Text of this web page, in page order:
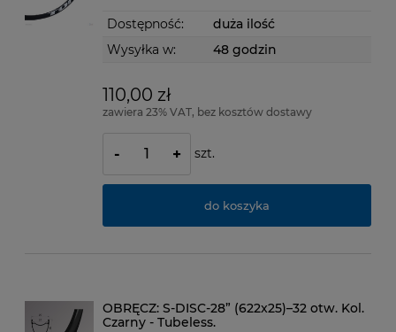
Dostępność:
duża ilość
Wysyłka w:
48 godzin
110,00 zł
zawiera 23% VAT, bez kosztów dostawy
- + szt.
do koszyka
OBRĘCZ: S-DISC-28” (622x25)–32 otw. Kol.
Czarny - Tubeless.